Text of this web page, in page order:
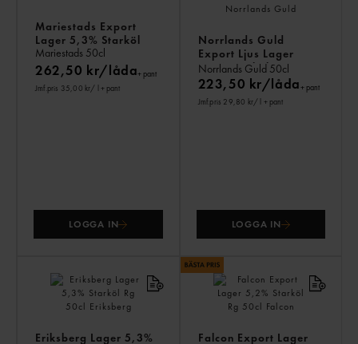
Mariestads Export
Lager 5,3% Starköl
Mariestads 50cl
262,50 kr/låda+ pant
Jmf.pris 35,00 kr/ l + pant
LOGGA IN
Norrlands Guld
Export Ljus Lager
5,3% Starköl
Norrlands Guld 50cl
223,50 kr/låda+ pant
Jmf.pris 29,80 kr/ l + pant
LOGGA IN
Eriksberg Lager 5,3%
Falcon Export Lager